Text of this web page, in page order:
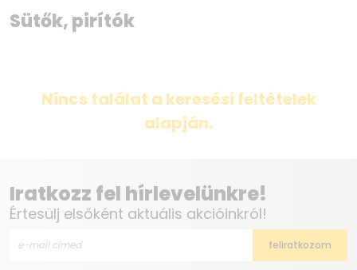
Sütők, pirítók
Nincs találat a keresési feltételek
alapján.
Iratkozz fel hírlevelünkre!
Értesülj elsőként aktuális akcióinkról!